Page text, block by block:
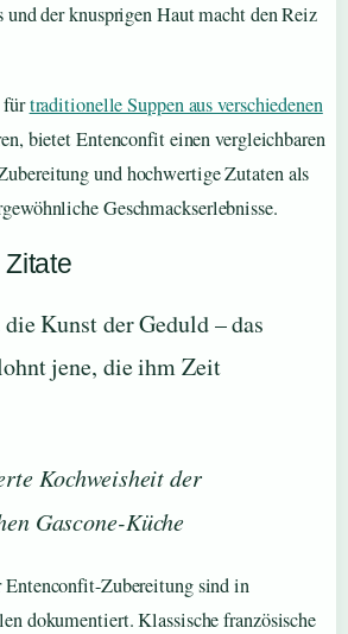
und der knusprigen Haut macht den Reiz
fürtraditionelle Suppen aus verschiedenen
bietet Entenconfit einen vergleichbaren
und hochwertige Zutaten als
Geschmackserlebnisse.
Kunst der Geduld – das
jene, die ihm Zeit
Kochweisheit der
Gascone-Küche
Entenconfit-Zubereitung sind in
dokumentiert. Klassische französische